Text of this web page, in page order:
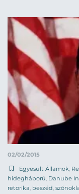
02/02/2015
Egyesült Államok,
hidegháború, Danube
retorika, beszéd,